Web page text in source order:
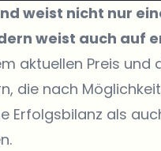
weist nicht nur
weist auch auf
aktuellen Preis und
die nach
Erfolgsbilanz als